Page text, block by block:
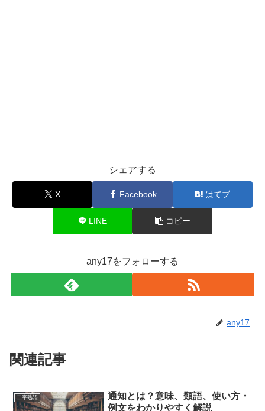
シェアする
X Facebook はてブ
LINE コピー
any17をフォローする
any17
関連記事
二字熟語
通知とは？意味、類語、使い方・
例文をわかりやすく解説